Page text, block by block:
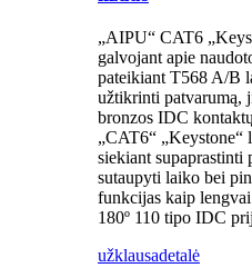
„AIPU“ CAT6
galvojant apie
pateikiant T568 A/B
užtikrinti patvarumą,
bronzos IDC
„CAT6“
siekiant supaprastinti
sutaupyti laiko bei
funkcijas kaip
180º 110 tipo IDC
užklausadetalė